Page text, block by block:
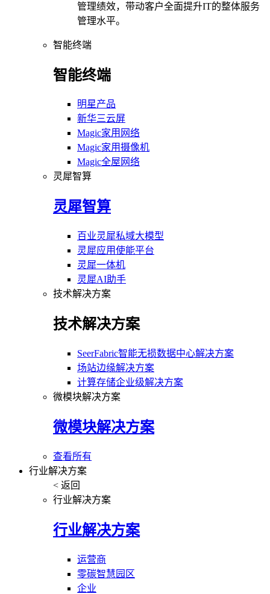
管理绩效，带动客户全面提升IT的整体服务
管理水平。
智能终端
智能终端
明星产品
新华三云屏
Magic家用网络
Magic家用摄像机
Magic全屋网络
灵犀智算
灵犀智算
百业灵犀私域大模型
灵犀应用使能平台
灵犀一体机
灵犀AI助手
技术解决方案
技术解决方案
SeerFabric智能无损数据中心解决方案
场站边缘解决方案
计算存储企业级解决方案
微模块解决方案
微模块解决方案
查看所有
行业解决方案
< 返回
行业解决方案
行业解决方案
运营商
零碳智慧园区
企业